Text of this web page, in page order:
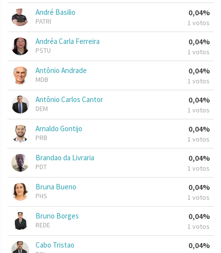
André Basilio
PATRI
0,04%
1 votos
Andréa Carla Ferreira
PSTU
0,04%
1 votos
Antônio Andrade
MDB
0,04%
1 votos
Antônio Carlos Cantor
DEM
0,04%
1 votos
Arnaldo Gontijo
PRB
0,04%
1 votos
Brandao da Livraria
PDT
0,04%
1 votos
Bruna Bueno
PHS
0,04%
1 votos
Bruno Borges
REDE
0,04%
1 votos
Cabo Tristao 0,04%